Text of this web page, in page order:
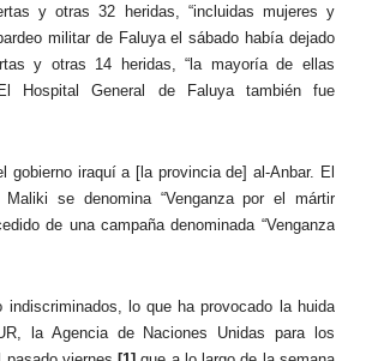
y otras 32 heridas, “incluidas mujeres y
militar de Faluya el sábado había dejado
y otras 14 heridas, “la mayoría de ellas
Hospital General de Faluya también fue
gobierno iraquí a [la provincia de] al-Anbar. El
se denomina “Venganza por el mártir
de una campaña denominada “Venganza
indiscriminados, lo que ha provocado la huida
la Agencia de Naciones Unidas para los